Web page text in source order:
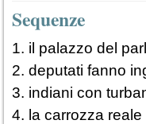
Sequenze
1. il palazzo del
2. deputati fanno
3. indiani con
4. la carrozza